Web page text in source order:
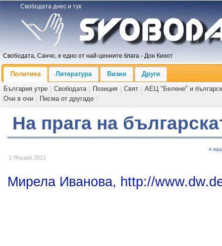
Свободата днес и тук
Свободата, Санчо, е едно от най-ценните блага - Дон Кихот
Политика Литература Визии
Други
България утре
Свободата Позиция Свят
АЕЦ "Белене" и
Очи в очи
Писма от другаде
На прага на
1 Януари 2013
«
Мирела Иванова, http://